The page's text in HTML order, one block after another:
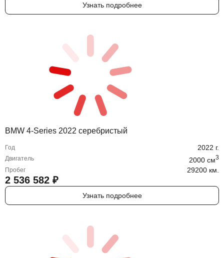
Узнать подробнее
BMW 4-Series 2022 серебристый
Год 2022 г.
Двигатель 2000 cм3
Пробег 29200 км.
2 536 582 ₽
Узнать подробнее